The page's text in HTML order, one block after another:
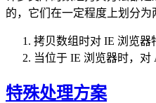
的，它们在一定程度上划分为
拷贝数组时对 IE 浏览器
当位于 IE 浏览器时，对
特殊处理方案